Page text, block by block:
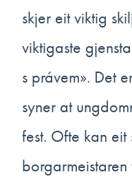
skjer eit viktig
viktigaste
s právem». Det
syner at
fest. Ofte kan